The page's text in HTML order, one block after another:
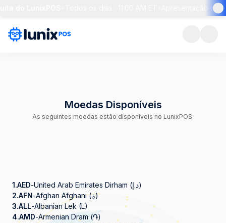
Apresentação de
Moedas Disponíveis
As seguintes moedas estão disponíveis no LunixPOS:
1.AED-
United Arab Emirates Dirham (د.إ)
2.AFN-
Afghan Afghani (؋)
3.ALL-Albanian Lek (L)
4.AMD-Armenian Dram (֏)